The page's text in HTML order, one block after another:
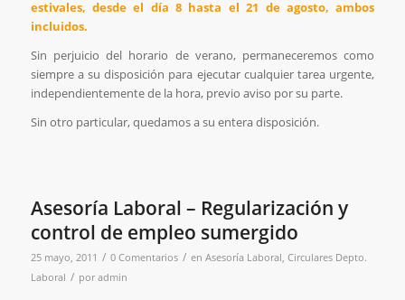
estivales, desde el día 8 hasta el 21 de agosto, ambos
incluidos.
Sin perjuicio del horario de verano, permaneceremos como
siempre a su disposición para ejecutar cualquier tarea urgente,
independientemente de la hora, previo aviso por su parte.
Sin otro particular, quedamos a su entera disposición.
Asesoría Laboral – Regularización y
control de empleo sumergido
25 mayo, 2011 / 0 Comentarios / en Asesoría Laboral, Circulares Depto.
Laboral / poradmin